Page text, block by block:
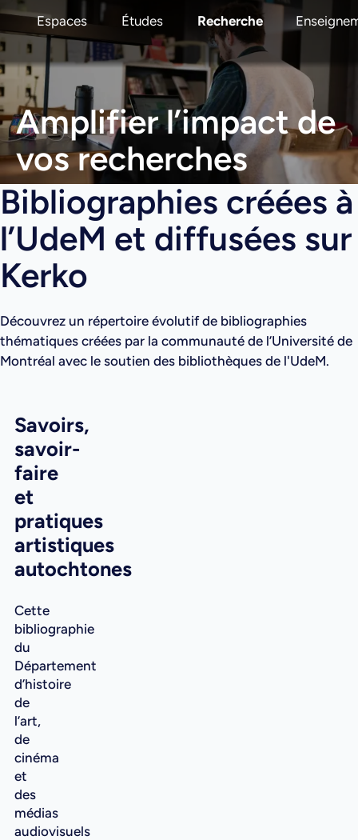
Espaces Études Recherche
Amplifier l’impact de
vos recherches
Bibliographies créées à
l’UdeM et diffusées sur
Kerko
Découvrez un répertoire évolutif de bibliographies
thématiques créées par la communauté de l’Université de
Montréal avec le soutien des bibliothèques de l'UdeM.
Savoirs,
savoir-
faire
et
pratiques
artistiques
autochtones
Cette
bibliographie
du
Département
d’histoire
de
l’art,
de
cinéma
et
des
médias
audiovisuels